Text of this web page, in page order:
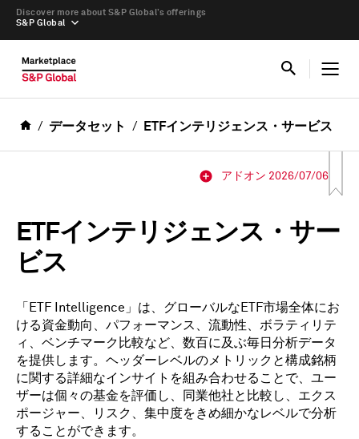
S&P Global
Discover more about S&P Global’s offerings
データセット ETFインテリジェンス・サービス
アドオン 2026/07/06
ETFインテリジェンス・サー
ビス
「ETF Intelligence」は、グローバルなETF市場全体にお
ける資金動向、パフォーマンス、流動性、ボラティリテ
ィ、ベンチマーク比較など、数百に及ぶ毎日分析データ
を提供します。ヘッダーレベルのメトリックと構成銘柄
に関する詳細なインサイトを組み合わせることで、ユー
ザーは個々の基金を評価し、同業他社と比較し、エクス
ポージャー、リスク、集中度をきめ細かなレベルで分析
することができます。